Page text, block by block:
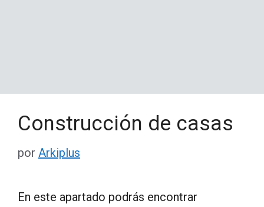
Construcción de casas
por Arkiplus
En este apartado podrás encontrar